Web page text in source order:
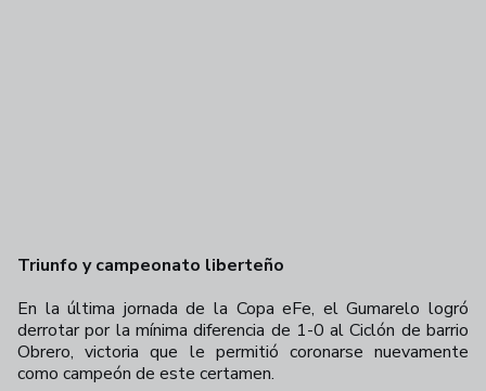
Triunfo y campeonato liberteño
En la última jornada de la Copa eFe, el Gumarelo logró
derrotar por la mínima diferencia de 1-0 al Ciclón de barrio
Obrero, victoria que le permitió coronarse nuevamente
como campeón de este certamen.